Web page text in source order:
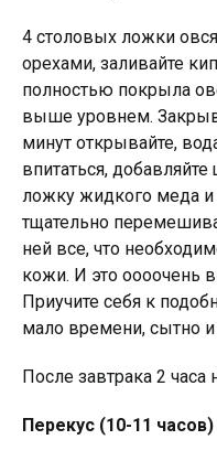
4 столовых ложки
орехами, заливайте
полностью покрыла
выше уровнем.
минут открывайте,
впитаться,
ложку жидкого меда и
тщательно
ней все, что
кожи. И это оооочень
Приучите себя к
мало времени, сытно и
После завтрака 2
Перекус (10-11 часов)